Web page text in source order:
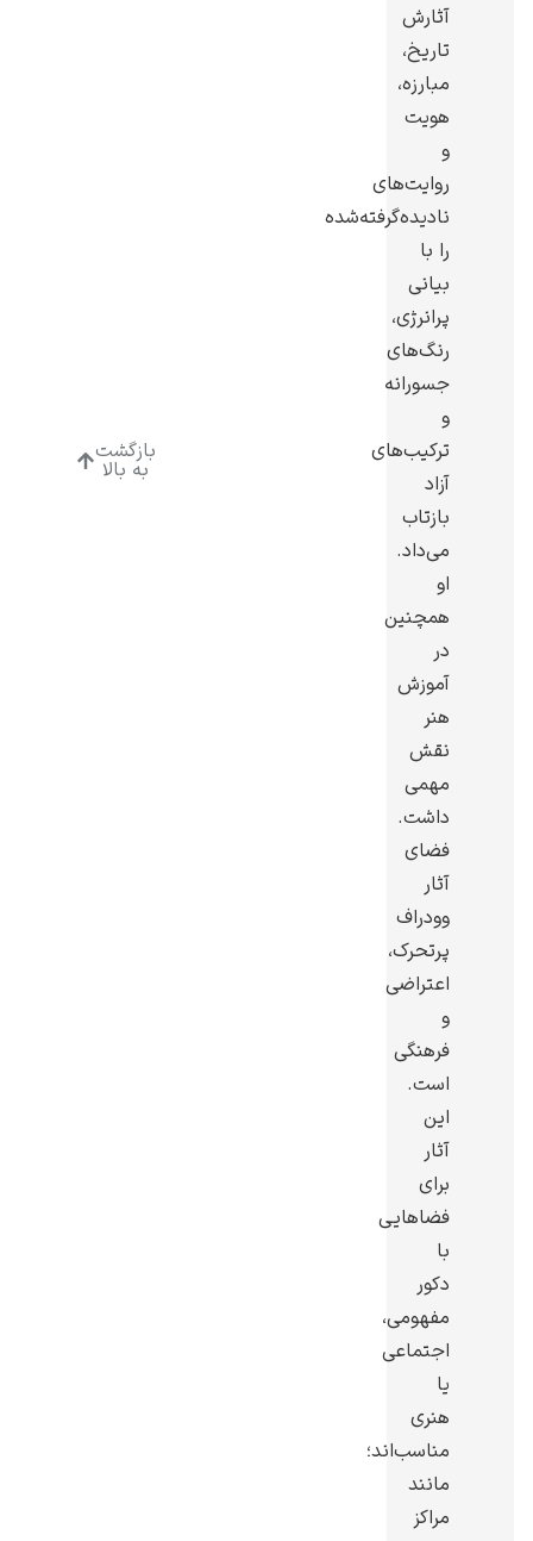
لودویگ دویچ
تابلوها
آثارش
تاریخ،
مبارزه،
هویت
و
روایت‌های
نادیده‌گرفته‌شده
را با
بیانی
پرانرژی،
رنگ‌های
جسورانه
و
ترکیب‌های
آزاد
بازتاب
می‌داد.
او
همچنین
در
آموزش
هنر
نقش
مهمی
داشت.
فضای
آثار
وودراف
پرتحرک،
اعتراضی
و
فرهنگی
است.
این
آثار
برای
فضاهایی
با
دکور
مفهومی،
اجتماعی
یا
هنری
مناسب‌اند؛
مانند
مراکز
بازگشت
به بالا